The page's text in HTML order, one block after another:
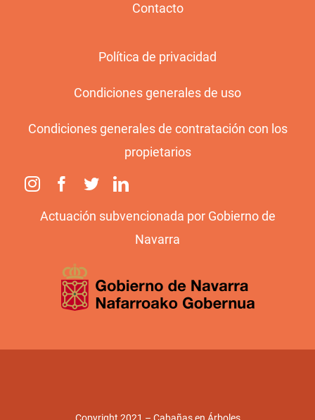
Contacto
Política de privacidad
Condiciones generales de uso
Condiciones generales de contratación con los
propietarios
Actuación subvencionada por Gobierno de
Navarra